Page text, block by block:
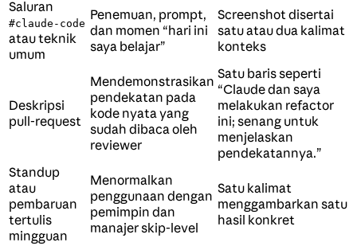
Saluran
#claude-code
atau teknik
umum
Penemuan, prompt,
dan momen “hari ini
saya belajar”
Screenshot disertai
satu atau dua kalimat
konteks
Deskripsi
pull-request
Mendemonstrasikan
pendekatan pada
kode nyata yang
sudah dibaca oleh
reviewer
Satu baris seperti
“Claude dan saya
melakukan refactor
ini; senang untuk
menjelaskan
pendekatannya.”
Standup
atau
pembaruan
tertulis
mingguan
Menormalkan
penggunaan dengan
pemimpin dan
manajer skip-level
Satu kalimat
menggambarkan satu
hasil konkret